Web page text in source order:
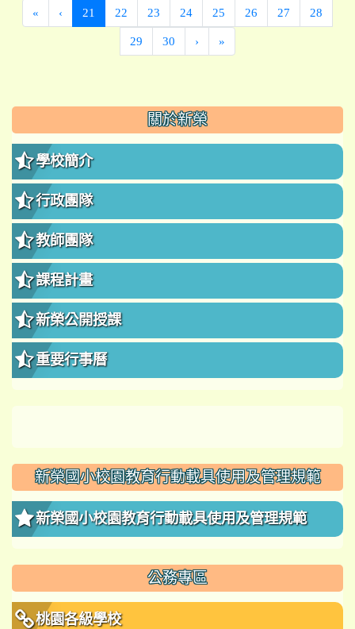
« ‹ 21 (current)
22 23 24 25 26 27 28
29 30 › »
::: 關於新榮
學校簡介
行政團隊
教師團隊
課程計畫
新榮公開授課
重要行事曆
新榮國小校園教育行動載具使用及管理規範
新榮國小校園教育行動載具使用及管理規範
公務專區
桃園各級學校